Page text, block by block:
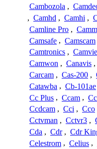
Cambozola ,
, Camhd , Camhi ,
Camline Pro ,
Camsafe , Camscam
Camtronics ,
Camwon , Canavis ,
Carcam , Cas-200 ,
Catawba , Cb-101ae
Cc Plus , Ccam ,
Ccdcam , Cci , Cco
Cctvman , Cctvr3 ,
Cda , Cdr , Cdr
Celestrom , Celius ,